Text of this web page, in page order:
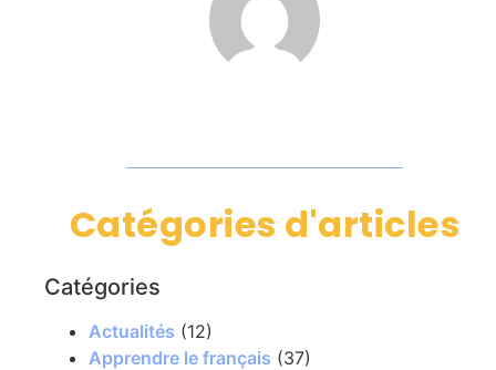
Catégories d'articles
Catégories
Actualités (12)
Apprendre le français (37)